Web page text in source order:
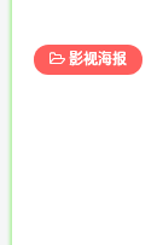
影视海报